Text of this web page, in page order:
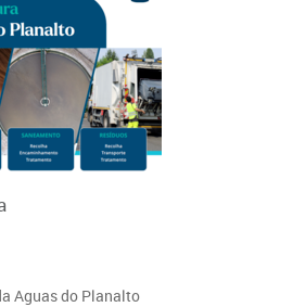
Aguas do Planalto